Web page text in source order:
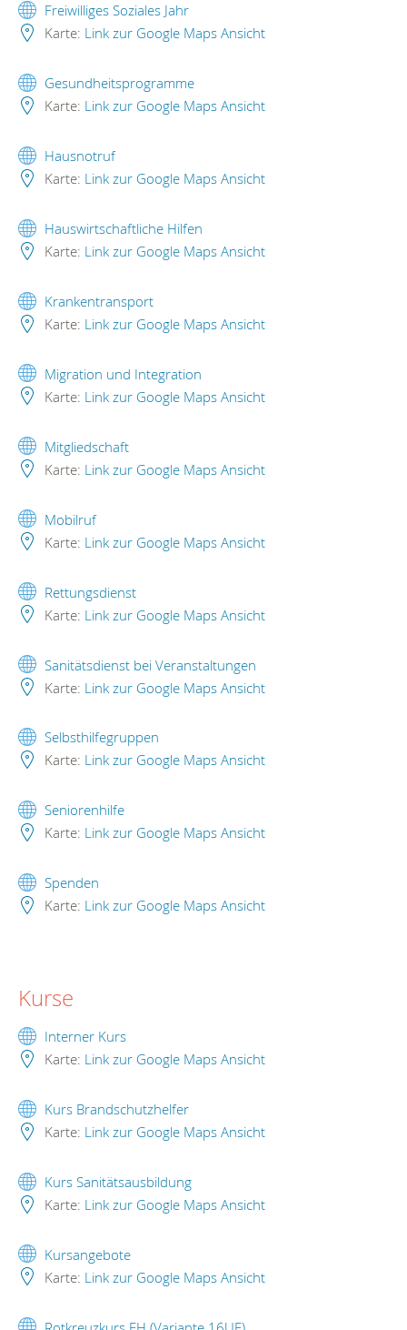
Freiwilliges Soziales Jahr
Karte: Link zur Google Maps Ansicht
Gesundheitsprogramme
Karte: Link zur Google Maps Ansicht
Hausnotruf
Karte: Link zur Google Maps Ansicht
Hauswirtschaftliche Hilfen
Karte: Link zur Google Maps Ansicht
Krankentransport
Karte: Link zur Google Maps Ansicht
Migration und Integration
Karte: Link zur Google Maps Ansicht
Mitgliedschaft
Karte: Link zur Google Maps Ansicht
Mobilruf
Karte: Link zur Google Maps Ansicht
Rettungsdienst
Karte: Link zur Google Maps Ansicht
Sanitätsdienst bei Veranstaltungen
Karte: Link zur Google Maps Ansicht
Selbsthilfegruppen
Karte: Link zur Google Maps Ansicht
Seniorenhilfe
Karte: Link zur Google Maps Ansicht
Spenden
Karte: Link zur Google Maps Ansicht
Kurse
Interner Kurs
Karte: Link zur Google Maps Ansicht
Kurs Brandschutzhelfer
Karte: Link zur Google Maps Ansicht
Kurs Sanitätsausbildung
Karte: Link zur Google Maps Ansicht
Kursangebote
Karte: Link zur Google Maps Ansicht